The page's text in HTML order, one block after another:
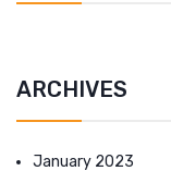
ARCHIVES
January 2023